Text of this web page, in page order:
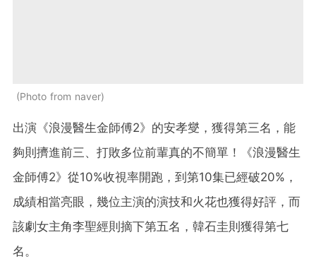
Photo from naver
出演《浪漫醫生金師傅2》的安孝燮，獲得第三名，能
夠則擠進前三、打敗多位前輩真的不簡單！《浪漫醫生
金師傅2》從10%收視率開跑，到第10集已經破20%，
成績相當亮眼，幾位主演的演技和火花也獲得好評，而
該劇女主角李聖經則摘下第五名，韓石圭則獲得第七
名。